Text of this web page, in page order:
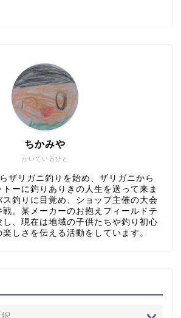
かいているひと
ちかみや
ザリガニ釣りを始め、ザリガニから
ーに釣りありきの人生を送って来ま
ス釣りに目覚め、ショップ主催の大会
。某メーカーのお抱えフィールドテ
し、現在は地域の子供たちや釣り初心
しさを伝える活動をしています。